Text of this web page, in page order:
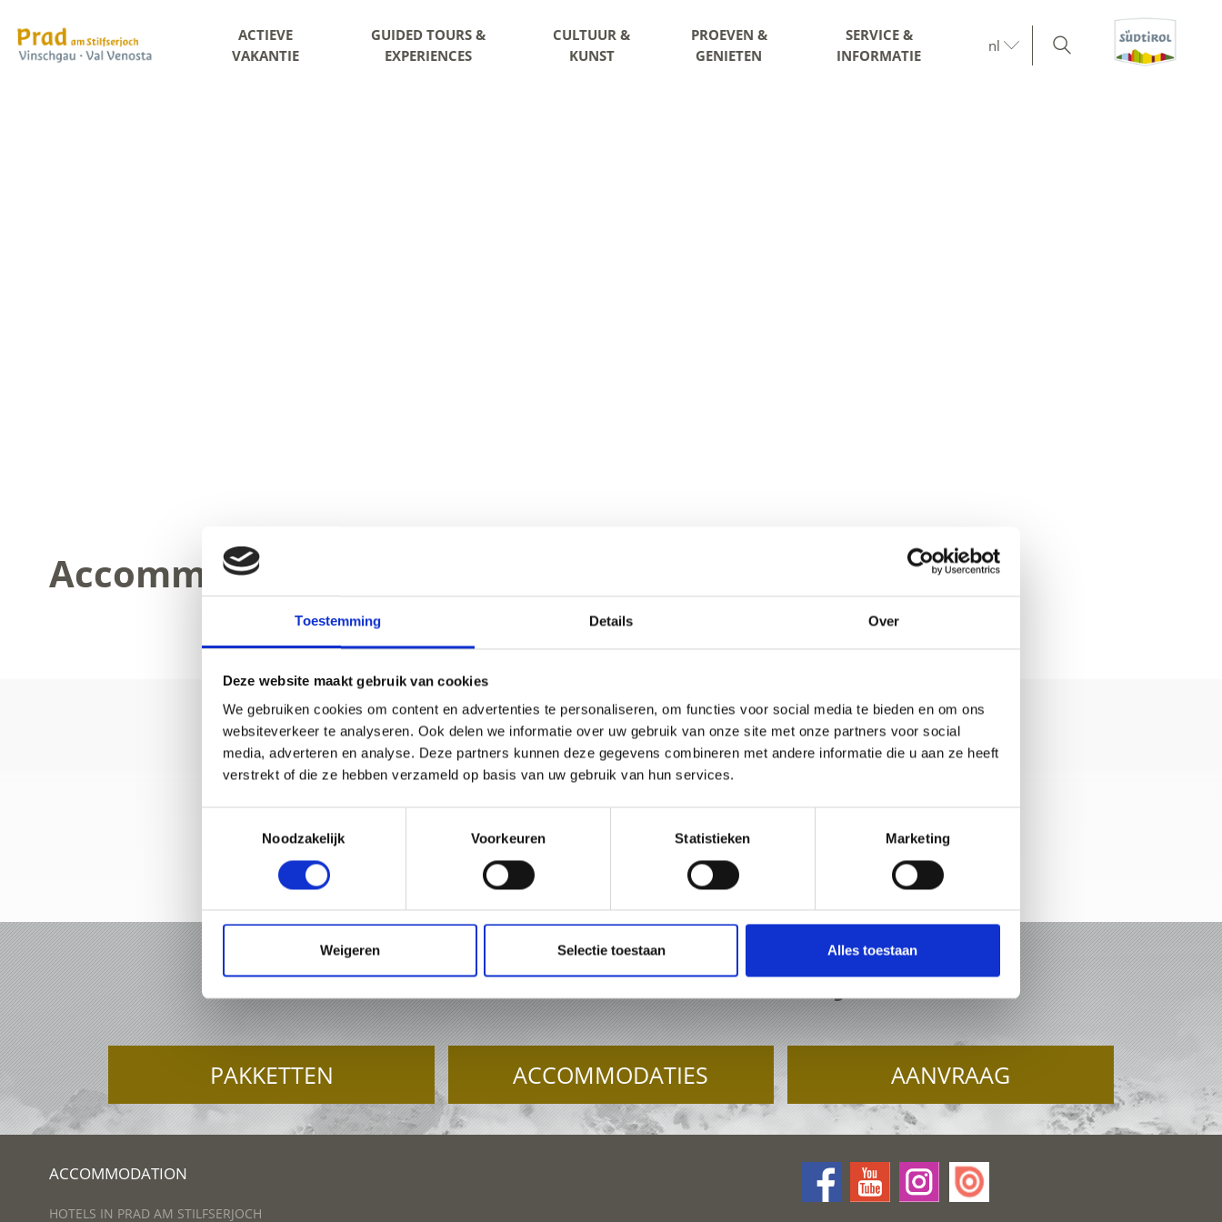
Toestemming Details Over
Deze website maakt gebruik van cookies
We gebruiken cookies om content en advertenties te personaliseren, om functies voor social media te bieden en om ons
websiteverkeer te analyseren. Ook delen we informatie over uw gebruik van onze site met onze partners voor social
media, adverteren en analyse. Deze partners kunnen deze gegevens combineren met andere informatie die u aan ze heeft
verstrekt of die ze hebben verzameld op basis van uw gebruik van hun services.
Noodzakelijk
Voorkeuren Statistieken Marketing
Weigeren Selectie toestaan Alles toestaan
ACTIEVE
VAKANTIE
GUIDED TOURS &
EXPERIENCES
CULTUUR &
KUNST
PROEVEN &
GENIETEN
SERVICE &
INFORMATIE
nl
Accommodation
+39 0473 61 60 34 office@prad.info
VAKANTIE IN PRAD AM STILFSERJOCH
PAKKETTEN ACCOMMODATIES AANVRAAG
ACCOMMODATION
HOTELS IN PRAD AM STILFSERJOCH